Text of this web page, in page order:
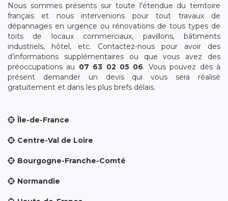
Nous sommes présents sur toute l’étendue du territoire
français et nous intervenions pour tout travaux de
dépannages en urgence ou rénovations de tous types de
toits de locaux commerciaux, pavillons, bâtiments
industriels, hôtel, etc. Contactez-nous pour avoir des
d’informations supplémentaires ou que vous avez des
préoccupations au 07 63 02 05 06. Vous pouvez dès à
présent demander un devis qui vous sera réalisé
gratuitement et dans les plus brefs délais.
Île-de-France
Centre-Val de Loire
Bourgogne-Franche-Comté
Normandie